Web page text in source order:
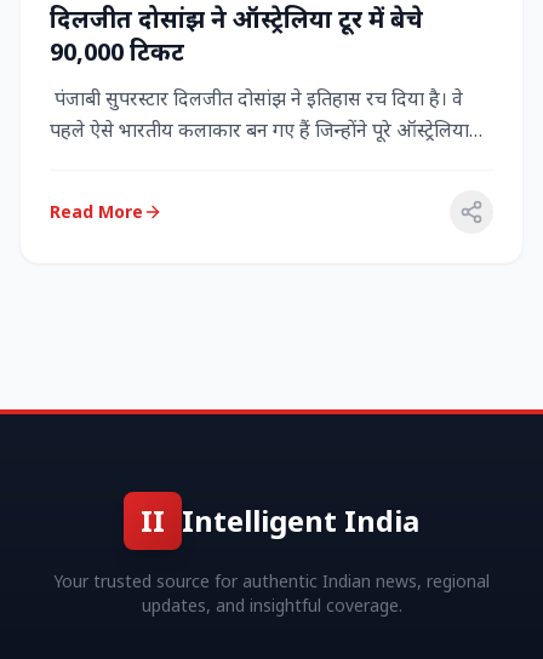
दिलजीत दोसांझ ने ऑस्ट्रेलिया टूर में बेचे
90,000 टिकट
पंजाबी सुपरस्टार दिलजीत दोसांझ ने इतिहास रच दिया है। वे
पहले ऐसे भारतीय कलाकार बन गए हैं जिन्होंने पूरे ऑस्ट्रेलिया
Read More
II Intelligent India
Your trusted source for authentic Indian news, regional
updates, and insightful coverage.